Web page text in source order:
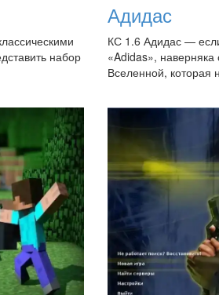
набор
Адидас
КС 1.6 Адидас —
«Adidas», наверняка
Вселенной, которая